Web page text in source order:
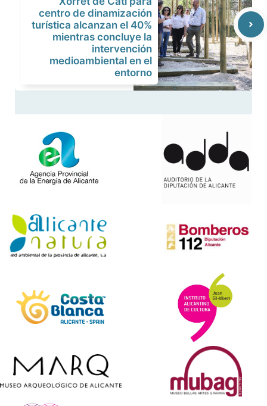
centro de dinamización
turística alcanzan el 40%
mientras concluye la
intervención
medioambiental en el
entorno